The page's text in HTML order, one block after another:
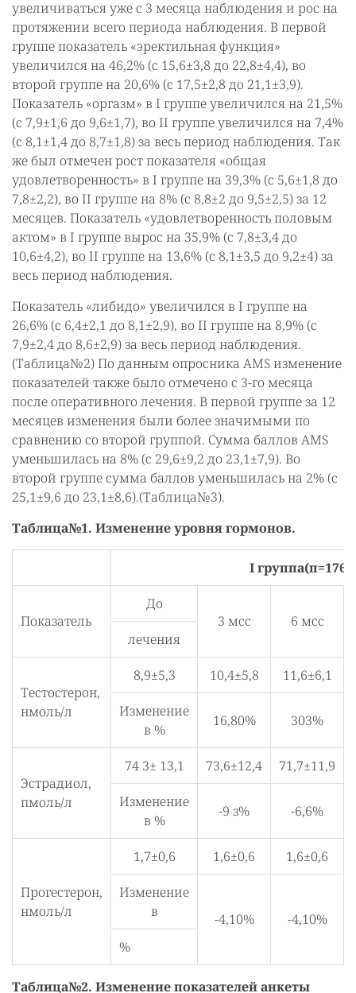
увеличиваться уже с 3 месяца наблюдения и рос на
протяжении всего периода наблюдения. В первой
группе показатель «эректильная функция»
увеличился на 46,2% (с 15,6±3,8 до 22,8±4,4), во
второй группе на 20,6% (с 17,5±2,8 до 21,1±3,9).
Показатель «оргазм» в I группе увеличился на 21,5%
(с 7,9±1,6 до 9,6±1,7), во II группе увеличился на 7,4%
(с 8,1±1,4 до 8,7±1,8) за весь период наблюдения. Так
же был отмечен рост показателя «общая
удовлетворенность» в I группе на 39,3% (с 5,6±1,8 до
7,8±2,2), во II группе на 8% (с 8,8±2 до 9,5±2,5) за 12
месяцев. Показатель «удовлетворенность половым
актом» в I группе вырос на 35,9% (с 7,8±3,4 до
10,6±4,2), во II группе на 13,6% (с 8,1±3,5 до 9,2±4) за
весь период наблюдения.
Показатель «либидо» увеличился в I группе на
26,6% (с 6,4±2,1 до 8,1±2,9), во II группе на 8,9% (с
7,9±2,4 до 8,6±2,9) за весь период наблюдения.
(Таблица№2) По данным опросника AMS изменение
показателей также было отмечено с 3-го месяца
после оперативного лечения. В первой группе за 12
месяцев изменения были более значимыми по
сравнению со второй группой. Сумма баллов AMS
уменьшилась на 8% (с 29,6±9,2 до 23,1±7,9). Во
второй группе сумма баллов уменьшилась на 2% (с
25,1±9,6 до 23,1±8,6).(Таблица№3).
Таблица№1. Изменение уровня гормонов.
I группа(п=176)
Показатель
До
3 мсс
6 мсс
лечения
Тестостерон,
нмоль/л
8,9±5,3 10,4±5,8 11,6±6,1
Изменение
в %
16,80% 303%
Эстрадиол,
пмоль/л
74 3± 13,1 73,6±12,4 71,7±11,9
Изменение
в %
-9 з% -6,6%
Прогестерон,
нмоль/л
1,7±0,6 1,6±0,6 1,6±0,6
Изменение
в
-4,10%
-4,10%
%
Таблица№2. Изменение показателей анкеты